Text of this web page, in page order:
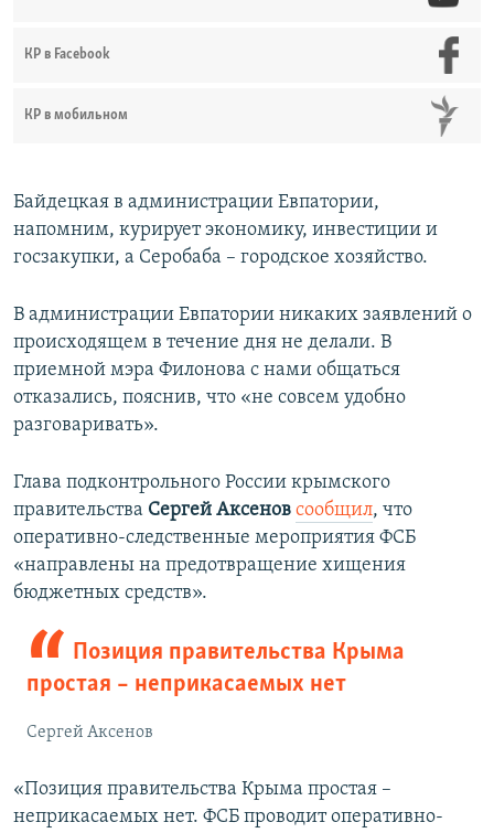
КР в Facebook
КР в мобильном
Байдецкая в администрации Евпатории,
напомним, курирует экономику, инвестиции и
госзакупки, а Серобаба – городское хозяйство.
В администрации Евпатории никаких заявлений о
происходящем в течение дня не делали. В
приемной мэра Филонова с нами общаться
отказались, пояснив, что «не совсем удобно
разговаривать».
Глава подконтрольного России крымского
правительства Сергей Аксенов сообщил, что
оперативно-следственные мероприятия ФСБ
«направлены на предотвращение хищения
бюджетных средств».
Позиция правительства Крыма
простая – неприкасаемых нет
Сергей Аксенов
«Позиция правительства Крыма простая –
неприкасаемых нет. ФСБ проводит оперативно-